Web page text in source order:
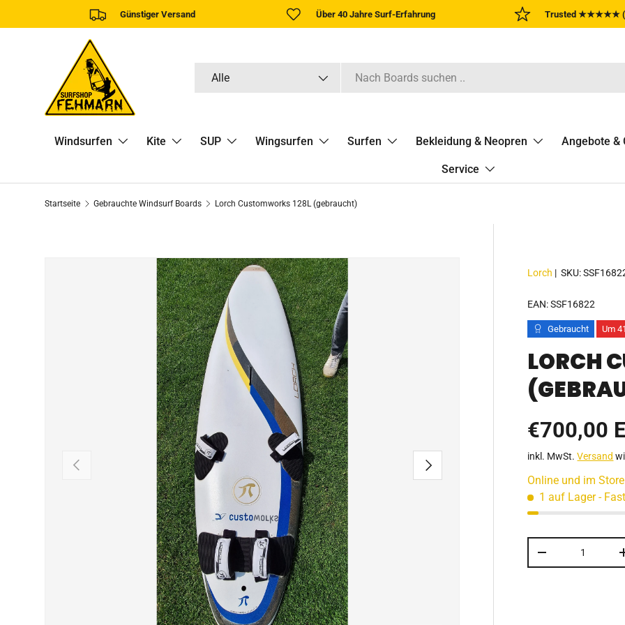
DIREKT ZUM INHALT
Günstiger Versand Über 40 Jahre Surf-Erfahrung Trusted ★★★★★
Alle
Windsurfen Kite SUP Wingsurfen Surfen Bekleidung & Neopren Angebote &
Service
Startseite Gebrauchte Windsurf Boards Lorch Customworks 128L (gebraucht)
ZU PRODUKTINFORMATIONEN SPRINGEN
VORHERIGE NÄCHSTE
Lorch |SKU:
EAN: SSF16822
Gebraucht Um
LORCH
€700,00
inkl. MwSt.Versand
Online und im
1 auf Lager -
MENGE